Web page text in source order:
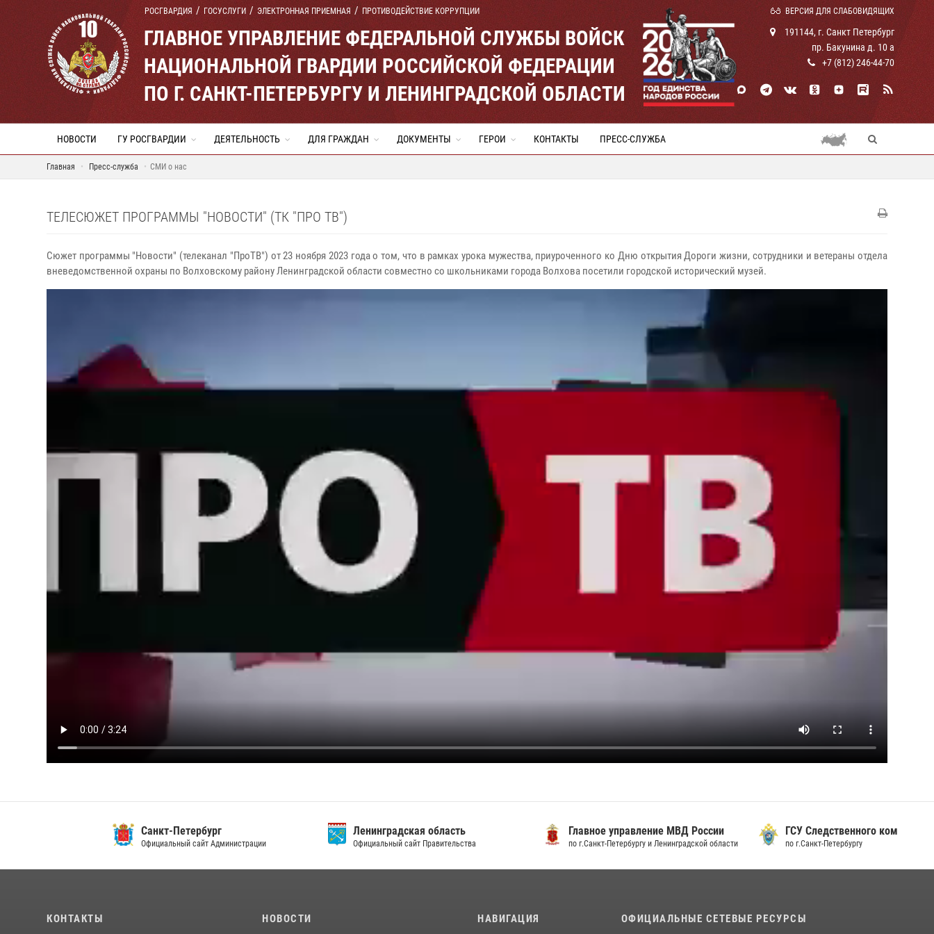
РОСГВАРДИЯ ГОСУСЛУГИ ЭЛЕКТРОННАЯ ПРИЕМНАЯ ПРОТИВОДЕЙСТВИЕ КОРРУПЦИИ ВЕРСИЯ ДЛЯ СЛАБОВИДЯЩИХ
ГЛАВНОЕ УПРАВЛЕНИЕ ФЕДЕРАЛЬНОЙ СЛУЖБЫ ВОЙСК
НАЦИОНАЛЬНОЙ ГВАРДИИ РОССИЙСКОЙ ФЕДЕРАЦИИ
ПО Г. САНКТ-ПЕТЕРБУРГУ И ЛЕНИНГРАДСКОЙ ОБЛАСТИ
191144, г. Санкт Петербург
пр. Бакунина д. 10 а
+7 (812) 246-44-70
НОВОСТИ ГУ РОСГВАРДИИ ДЕЯТЕЛЬНОСТЬ ДЛЯ ГРАЖДАН ДОКУМЕНТЫ ГЕРОИ КОНТАКТЫ ПРЕСС-СЛУЖБА
Главная Пресс-служба СМИ о нас
ТЕЛЕСЮЖЕТ ПРОГРАММЫ "НОВОСТИ" (ТК "ПРО ТВ")
Сюжет программы "Новости" (телеканал "ПроТВ") от 23 ноября 2023 года о том, что в рамках урока мужества, приуроченного ко Дню открытия Дороги жизни, сотрудники и ветераны отдела
вневедомственной охраны по Волховскому району Ленинградской области совместно со школьниками города Волхова посетили городской исторический музей.
Санкт-Петербург
Официальный сайт Администрации
Ленинградская область
Официальный сайт Правительства
Главное управление МВД России
по г.Санкт-Петербургу и Ленинградской области
ГСУ Следственного комитета России
по г.Санкт-Петербургу
КОНТАКТЫ НОВОСТИ НАВИГАЦИЯ ОФИЦИАЛЬНЫЕ СЕТЕВЫЕ РЕСУРСЫ